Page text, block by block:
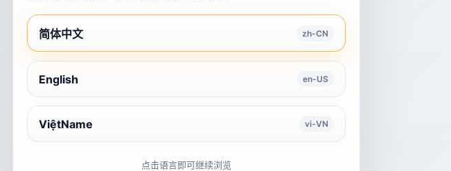
简体中文 zh-CN
English en-US
ViệtName vi-VN
点击语言即可继续浏览